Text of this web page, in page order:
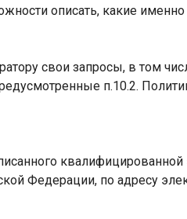
описать, какие
свои запросы, в том
п.10.2.
Федерации, по адресу